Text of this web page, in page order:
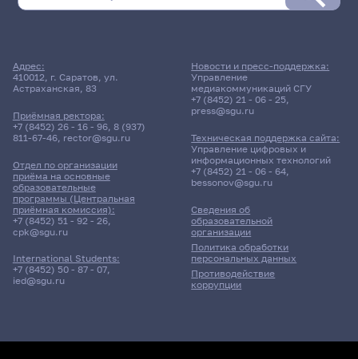
Адрес:
410012, г. Саратов, ул.
Астраханская, 83
Приёмная ректора:
+7 (8452) 26 - 16 - 96, 8 (937)
811-67-46, rector@sgu.ru
Отдел по организации
приёма на основные
образовательные
программы (Центральная
приёмная комиссия):
+7 (8452) 51 - 92 - 26,
cpk@sgu.ru
International Students:
+7 (8452) 50 - 87 - 07,
ied@sgu.ru
Сведения об
образовательной
организации
Политика обработки
персональных данных
Противодействие
коррупции
Новости и пресс-поддержка:
Управление
медиакоммуникаций СГУ
+7 (8452) 21 - 06 - 25,
press@sgu.ru
Техническая поддержка сайта:
Управление цифровых и
информационных технологий
+7 (8452) 21 - 06 - 64,
bessonov@sgu.ru